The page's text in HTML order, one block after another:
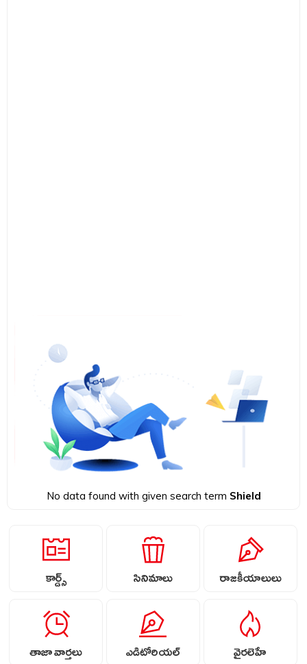
No data found with given search term Shield
కార్డ్స్ సినిమాలు రాజకీయాలులు
తాజా వార్తలు ఎడిటోరియల్ వైరలెహే